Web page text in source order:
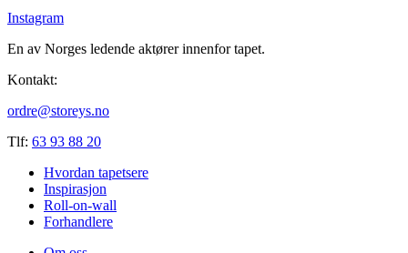
Instagram
En av Norges ledende aktører innenfor tapet.
Kontakt:
ordre@storeys.no
Tlf: 63 93 88 20
Hvordan tapetsere
Inspirasjon
Roll-on-wall
Forhandlere